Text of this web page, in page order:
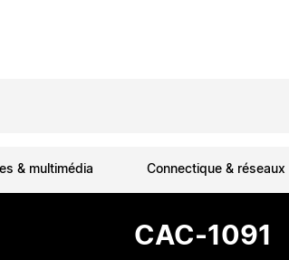
& multimédia Connectique & réseaux
CAC-1091